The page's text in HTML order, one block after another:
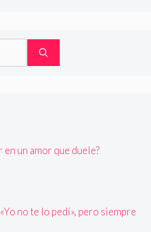
en un amor que duele?
no te lo pedí», pero siempre